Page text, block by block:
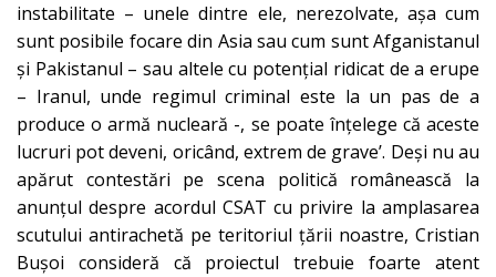
instabilitate – unele dintre ele, nerezolvate, aşa cum
sunt posibile focare din Asia sau cum sunt Afganistanul
şi Pakistanul – sau altele cu potenţial ridicat de a erupe
– Iranul, unde regimul criminal este la un pas de a
produce o armă nucleară -, se poate înţelege că aceste
lucruri pot deveni, oricând, extrem de grave’. Deşi nu au
apărut contestări pe scena politică românească la
anunţul despre acordul CSAT cu privire la amplasarea
scutului antirachetă pe teritoriul ţării noastre, Cristian
Buşoi consideră că proiectul trebuie foarte atent